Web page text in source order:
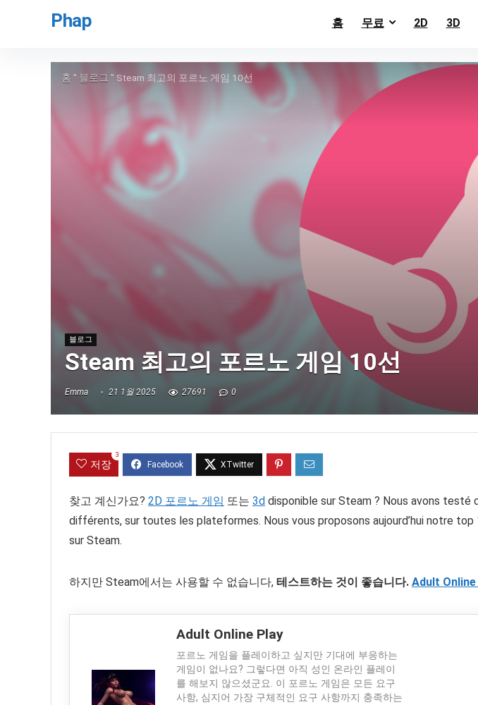
Phap 홈 무료 2D 3D
홈 " 블로그 " Steam 최고의 포르노 게임 10선
블로그
Steam 최고의 포르노 게임 10선
Emma 21 1월 2025 27691 0
저장
3
찾고 계신가요? 2D 포르노 게임 또는 3d disponible sur Steam ? Nous avons testé
différents, sur toutes les plateformes. Nous vous proposons aujourd’hui notre top
sur Steam.
하지만 Steam에서는 사용할 수 없습니다, 테스트하는 것이 좋습니다. Adult Online
Adult Online Play
포르노 게임을 플레이하고 싶지만 기대에 부응하는
게임이 없나요? 그렇다면 아직 성인 온라인 플레이
를 해보지 않으셨군요. 이 포르노 게임은 모든 요구
사항, 심지어 가장 구체적인 요구 사항까지 충족하는